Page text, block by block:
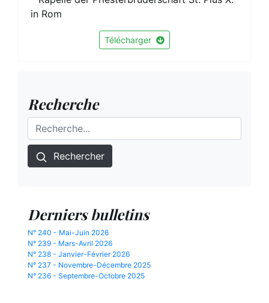
in Rom
Télécharger
Recherche
Rechercher
Derniers bulletins
N° 240 - Mai-Juin 2026
N° 239 - Mars-Avril 2026
N° 238 - Janvier-Février 2026
N° 237 - Novembre-Décembre 2025
N° 236 - Septembre-Octobre 2025